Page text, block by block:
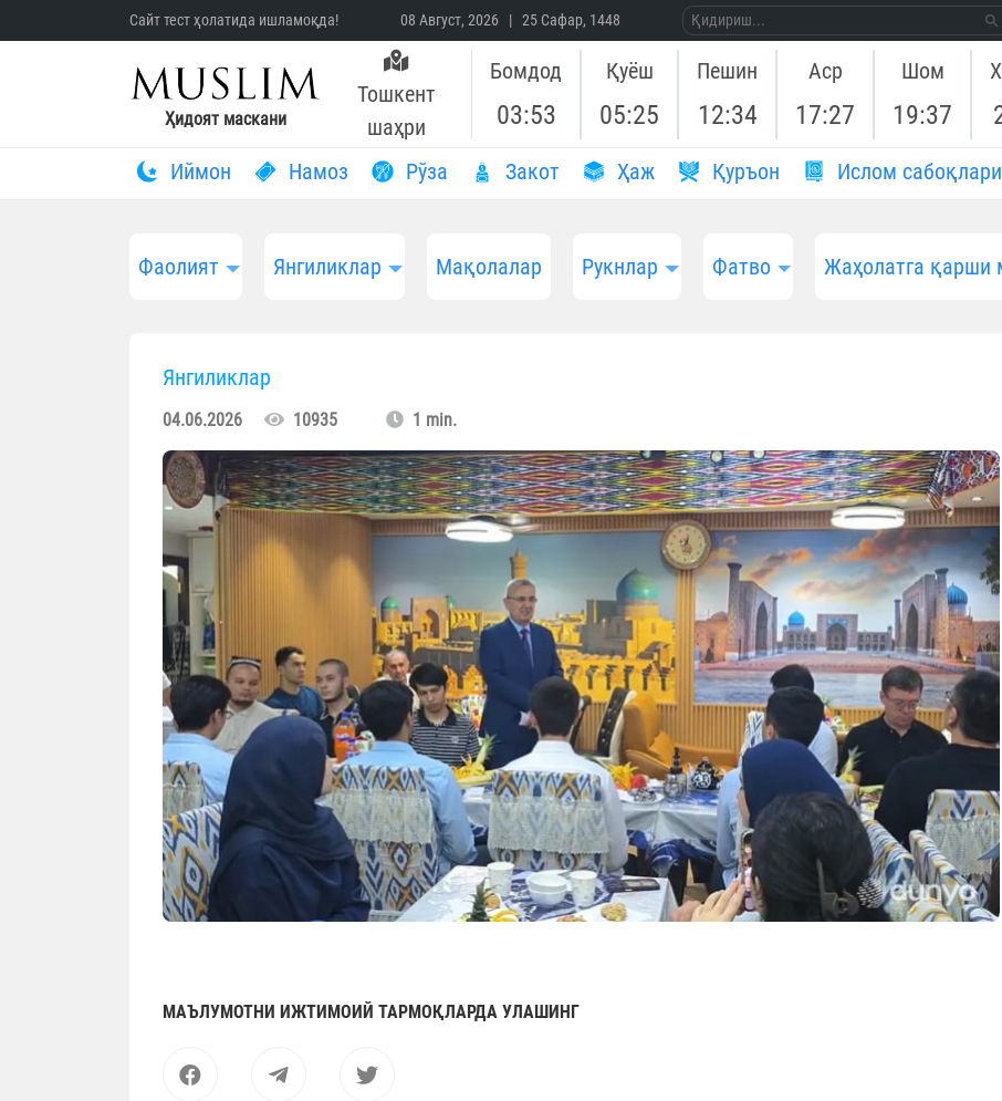
Сайт тест ҳолатида ишламоқда! 08 Август, 2026 | 25 Сафар, 1448
Ҳидоят маскани
Тошкент
шаҳри
Бомдод
03:53
Қуёш
05:25
Пешин
12:34
Аср
17:27
Шом
19:37
Иймон Намоз Рўза Закот Ҳаж Қуръон Ислом сабоқлари
Фаолият Янгиликлар Мақолалар Рукнлар Фатво Жаҳолатга қарши
Янгиликлар
04.06.2026 10935 1 min.
МАЪЛУМОТНИ ИЖТИМОИЙ ТАРМОҚЛАРДА УЛАШИНГ